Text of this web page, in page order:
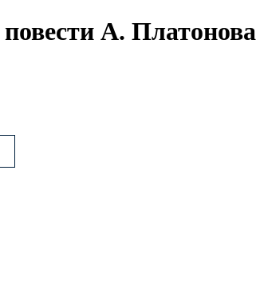
А. Платонова